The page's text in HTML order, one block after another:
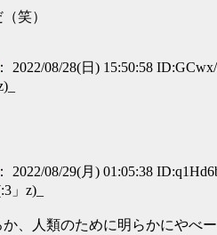
笑）
2022/08/28(日) 15:50:58
2022/08/29(月) 01:05:38
」z)_
、人類のために明らかにやべ